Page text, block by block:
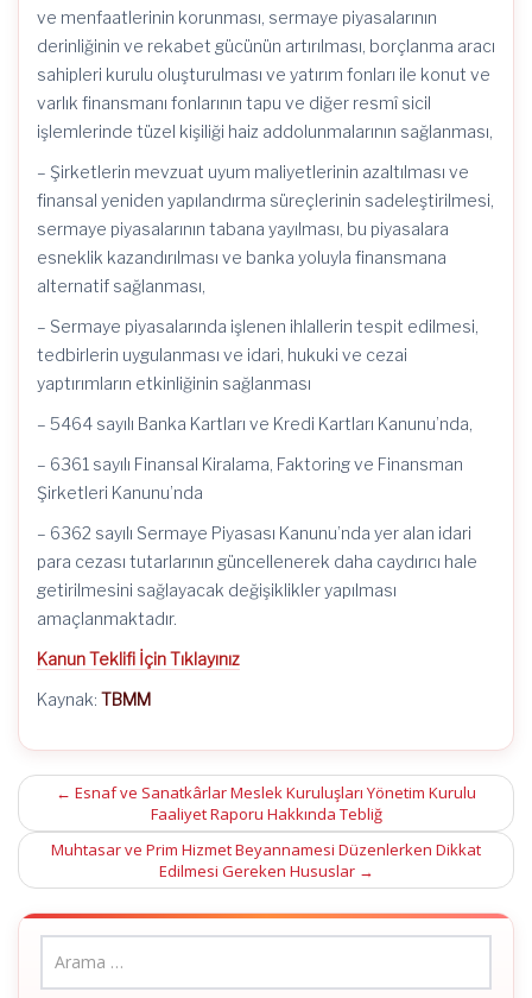
ve menfaatlerinin korunması, sermaye piyasalarının
derinliğinin ve rekabet gücünün artırılması, borçlanma aracı
sahipleri kurulu oluşturulması ve yatırım fonları ile konut ve
varlık finansmanı fonlarının tapu ve diğer resmî sicil
işlemlerinde tüzel kişiliği haiz addolunmalarının sağlanması,
– Şirketlerin mevzuat uyum maliyetlerinin azaltılması ve
finansal yeniden yapılandırma süreçlerinin sadeleştirilmesi,
sermaye piyasalarının tabana yayılması, bu piyasalara
esneklik kazandırılması ve banka yoluyla finansmana
alternatif sağlanması,
– Sermaye piyasalarında işlenen ihlallerin tespit edilmesi,
tedbirlerin uygulanması ve idari, hukuki ve cezai
yaptırımların etkinliğinin sağlanması
– 5464 sayılı Banka Kartları ve Kredi Kartları Kanunu’nda,
– 6361 sayılı Finansal Kiralama, Faktoring ve Finansman
Şirketleri Kanunu’nda
– 6362 sayılı Sermaye Piyasası Kanunu’nda yer alan idari
para cezası tutarlarının güncellenerek daha caydırıcı hale
getirilmesini sağlayacak değişiklikler yapılması
amaçlanmaktadır.
Kanun Teklifi İçin Tıklayınız
Kaynak: TBMM
Post
navigation
← Esnaf ve Sanatkârlar Meslek Kuruluşları Yönetim Kurulu
Faaliyet Raporu Hakkında Tebliğ
Muhtasar ve Prim Hizmet Beyannamesi Düzenlerken Dikkat
Edilmesi Gereken Hususlar →